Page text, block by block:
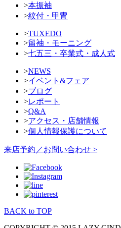
>本振袖
>紋付・甲冑
>TUXEDO
>留袖・モーニング
>七五三・卒業式・成人式
>NEWS
>イベント&フェア
>ブログ
>レポート
>Q&A
>アクセス・店舗情報
>個人情報保護について
来店予約／お問い合わせ >
BACK to TOP